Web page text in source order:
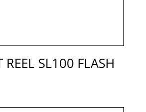
REEL SL100 FLASH